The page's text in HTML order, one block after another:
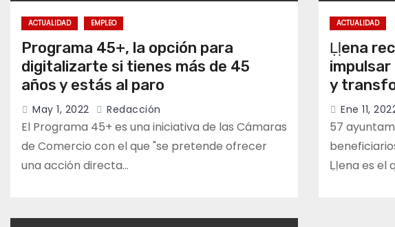
ACTUALIDAD EMPLEO
Programa 45+, la opción para
digitalizarte si tienes más de 45
años y estás al paro
May 1, 2022 Redacción
El Programa 45+ es una iniciativa de las Cámaras
de Comercio con el que "se pretende ofrecer
una acción directa…
ACTUALIDAD
Ḷḷena
y
Ene 11,
57
Ḷḷena es el